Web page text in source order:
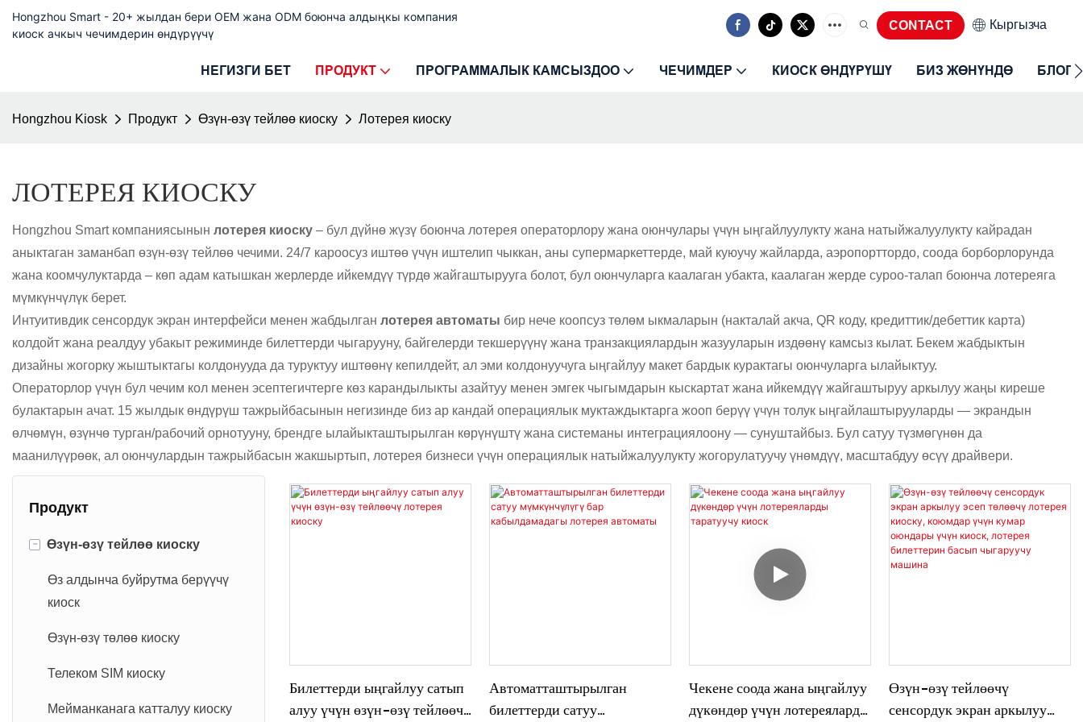
Hongzhou Smart - 20+ жылдан бери OEM жана ODM боюнча алдыңкы компания
киоск ачкыч чечимдерин өндүрүүчү
CONTACT Кыргызча
НЕГИЗГИ БЕТ ПРОДУКТ ПРОГРАММАЛЫК КАМСЫЗДОО ЧЕЧИМДЕР КИОСК ӨНДҮРҮШҮ БИЗ ЖӨНҮНДӨ БЛОГ
Hongzhou Kiosk Продукт Өзүн-өзү тейлөө киоску Лотерея киоску
ЛОТЕРЕЯ КИОСКУ
Hongzhou Smart компаниясынын лотерея киоску – бул дүйнө жүзү боюнча лотерея операторлору жана оюнчулары үчүн ыңгайлуулукту жана натыйжалуулукту кайрадан
аныктаган заманбап өзүн-өзү тейлөө чечими. 24/7 кароосуз иштөө үчүн иштелип чыккан, аны супермаркеттерде, май куюучу жайларда, аэропорттордо, соода борборлорунда
жана коомчулуктарда – көп адам катышкан жерлерде ийкемдүү түрдө жайгаштырууга болот, бул оюнчуларга каалаган убакта, каалаган жерде суроо-талап боюнча лотереяга
мүмкүнчүлүк берет.
Интуитивдик сенсордук экран интерфейси менен жабдылган лотерея автоматы бир нече коопсуз төлөм ыкмаларын (накталай акча, QR коду, кредиттик/дебеттик карта)
колдойт жана реалдуу убакыт режиминде билеттерди чыгарууну, байгелерди текшерүүнү жана транзакциялардын жазууларын издөөнү камсыз кылат. Бекем жабдыктын
дизайны жогорку жыштыктагы колдонууда да туруктуу иштөөнү кепилдейт, ал эми колдонуучуга ыңгайлуу макет бардык курактагы оюнчуларга ылайыктуу.
Операторлор үчүн бул чечим кол менен эсептегичтерге көз карандылыкты азайтуу менен эмгек чыгымдарын кыскартат жана ийкемдүү жайгаштыруу аркылуу жаңы киреше
булактарын ачат. 15 жылдык өндүрүш тажрыйбасынын негизинде биз ар кандай операциялык муктаждыктарга жооп берүү үчүн толук ыңгайлаштырууларды — экрандын
өлчөмүн, өзүнчө турган/рабочий орнотууну, брендге ылайыкташтырылган көрүнүштү жана системаны интеграциялоону — сунуштайбыз. Бул сатуу түзмөгүнөн да
маанилүүрөөк, ал оюнчулардын тажрыйбасын жакшыртып, лотерея бизнеси үчүн операциялык натыйжалуулукту жогорулатуучу үнөмдүү, масштабдуу өсүү драйвери.
Продукт
- Өзүн-өзү тейлөө киоску
Өз алдынча буйрутма берүүчү
киоск
Өзүн-өзү төлөө киоску
Телеком SIM киоску
Мейманканага катталуу киоску
Билеттерди ыңгайлуу сатып
алуу үчүн өзүн-өзү тейлөөчү
Автоматташтырылган
билеттерди сатуу
Чекене соода жана ыңгайлуу
дүкөндөр үчүн лотереяларды
Өзүн-өзү тейлөөчү
сенсордук экран аркылуу